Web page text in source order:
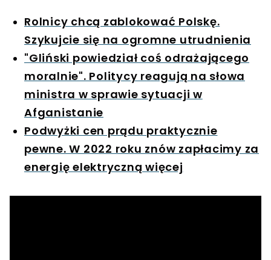
Rolnicy chcą zablokować Polskę.
Szykujcie się na ogromne utrudnienia
"Gliński powiedział coś odrażającego
moralnie". Politycy reagują na słowa
ministra w sprawie sytuacji w
Afganistanie
Podwyżki cen prądu praktycznie
pewne. W 2022 roku znów zapłacimy za
energię elektryczną więcej